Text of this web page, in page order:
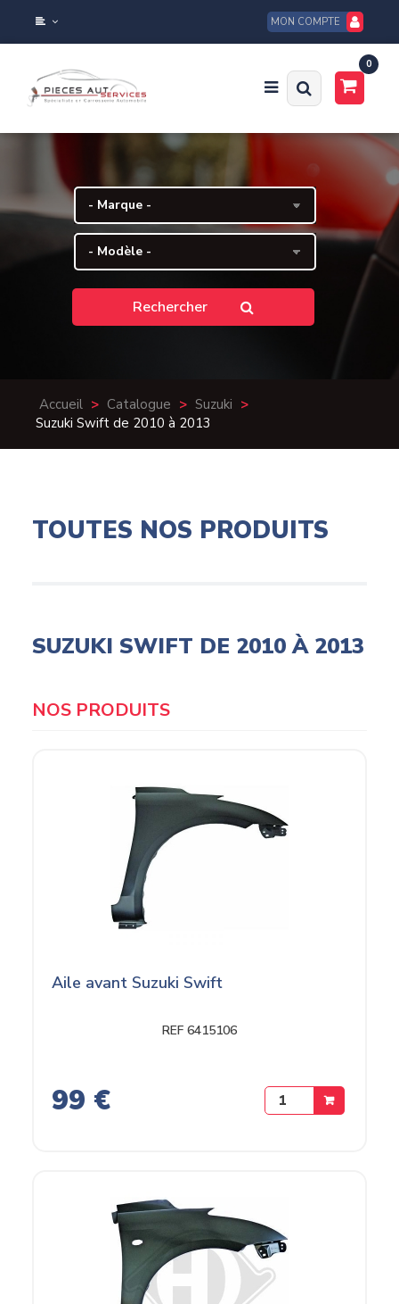
MON COMPTE
0
Accueil > Catalogue > Suzuki >
Suzuki Swift de 2010 à 2013
TOUTES NOS PRODUITS
SUZUKI SWIFT DE 2010 À 2013
Aile avant Suzuki Swift
REF 6415106
99 €